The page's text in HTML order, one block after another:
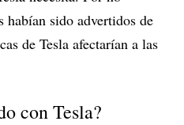
habían sido advertidos de
de Tesla afectarían a las
con Tesla?